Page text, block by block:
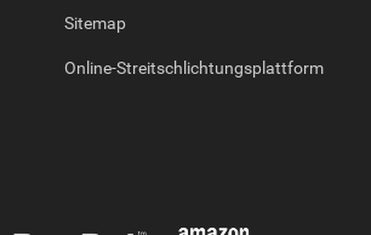
Sitemap
Online-Streitschlichtungsplattform